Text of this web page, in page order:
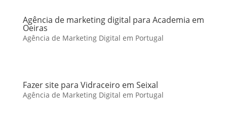
Agência de marketing digital para Academia em
Oeiras
Agência de Marketing Digital em Portugal
Fazer site para Vidraceiro em Seixal
Agência de Marketing Digital em Portugal